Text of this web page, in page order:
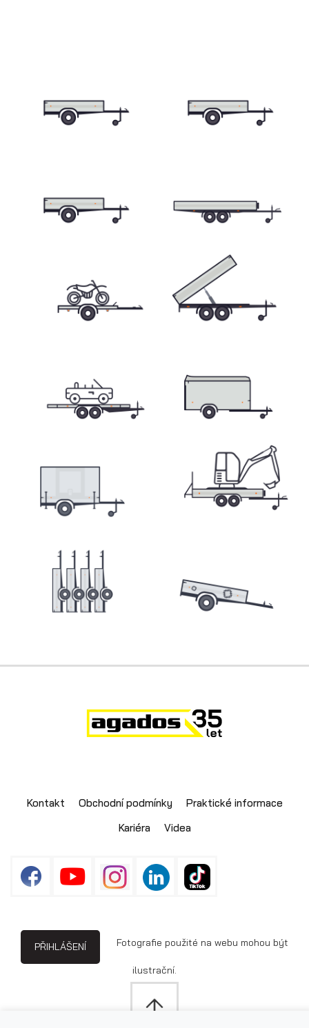
Kontakt Obchodní podmínky
Praktické informace
Kariéra
Videa
PŘIHLÁŠENÍ Fotografie použité na webu mohou být
ilustrační.